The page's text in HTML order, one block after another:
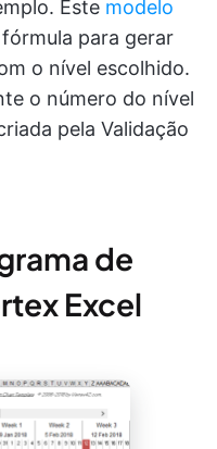
Este modelo
para gerar
o nível escolhido.
o número do nível
pela Validação
de
Excel